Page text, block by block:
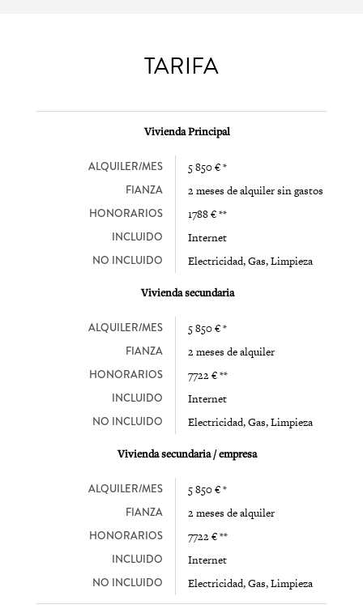
TARIFA
Vivienda Principal
ALQUILER/MES 5 850 € *
FIANZA 2 meses de alquiler sin gastos
HONORARIOS 1788 € **
INCLUIDO Internet
NO INCLUIDO Electricidad, Gas, Limpieza
Vivienda secundaria
ALQUILER/MES 5 850 € *
FIANZA 2 meses de alquiler
HONORARIOS 7722 € **
INCLUIDO Internet
NO INCLUIDO Electricidad, Gas, Limpieza
Vivienda secundaria / empresa
ALQUILER/MES 5 850 € *
FIANZA 2 meses de alquiler
HONORARIOS 7722 € **
INCLUIDO Internet
NO INCLUIDO Electricidad, Gas, Limpieza